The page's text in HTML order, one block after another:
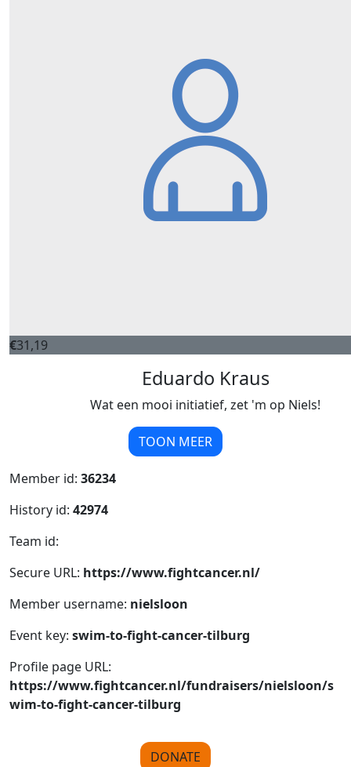
€31,19
Eduardo Kraus
Wat een mooi initiatief, zet 'm op Niels!
TOON MEER
Member id: 36234
History id: 42974
Team id:
Secure URL: https://www.fightcancer.nl/
Member username: nielsloon
Event key: swim-to-fight-cancer-tilburg
Profile page URL:
https://www.fightcancer.nl/fundraisers/nielsloon/s
wim-to-fight-cancer-tilburg
DONATE